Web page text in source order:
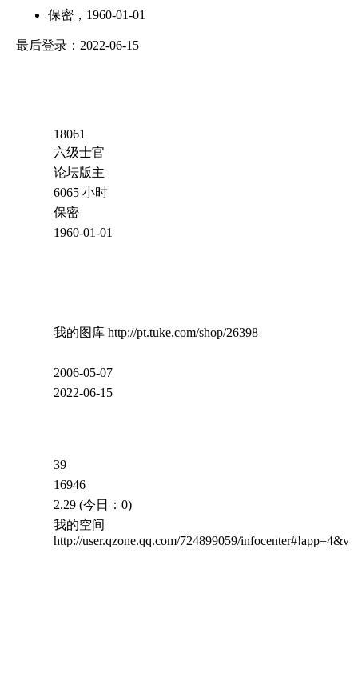
保密，1960-01-01
最后登录：2022-06-15
18061
六级士官
论坛版主
6065 小时
保密
1960-01-01
我的图库 http://pt.tuke.com/shop/26398
2006-05-07
2022-06-15
39
16946
2.29 (今日：0)
我的空间
http://user.qzone.qq.com/724899059/